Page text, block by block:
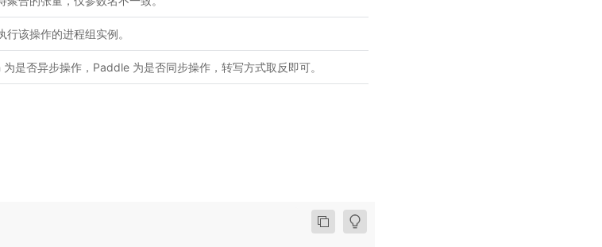
行该操作的进程组实例。
是否异步操作，Paddle 为是否同步操作，转写方式取反即可。